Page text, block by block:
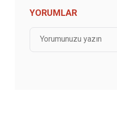
YORUMLAR